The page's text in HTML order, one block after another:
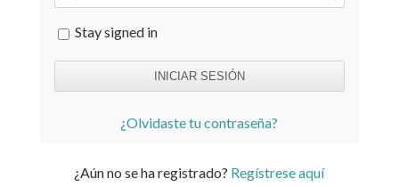
Stay signed in
¿Olvidaste tu contraseña?
¿Aún no se ha registrado? Regístrese aquí